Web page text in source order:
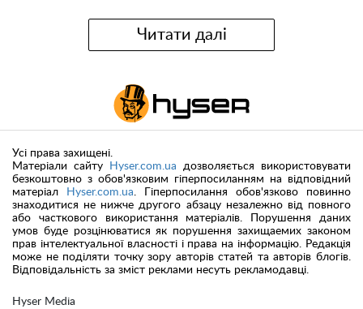
Читати далі
Hyser Media
Усі права захищені.
Матеріали сайту
Hyser.com.ua дозволяється використовувати
безкоштовно з обов'язковим гіперпосиланням на відповідний
матеріал
Hyser.com.ua. Гіперпосилання обов'язково повинно
знаходитися не нижче другого абзацу незалежно від повного
або часткового використання матеріалів. Порушення даних
умов буде розцінюватися як порушення захищаемих законом
прав інтелектуальної власності і права на інформацію. Редакція
може не поділяти точку зору авторів статей та авторів блогів.
Відповідальність за зміст реклами несуть рекламодавці.